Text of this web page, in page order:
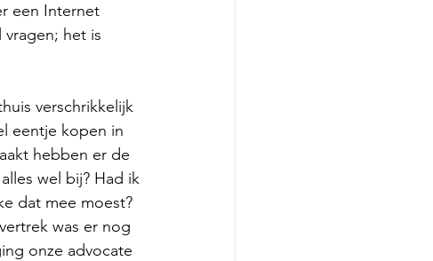
een Internet
het is
verschrikkelijk
eentje kopen in
hebben er de
wel bij? Had ik
dat mee moest?
was er nog
onze advocate